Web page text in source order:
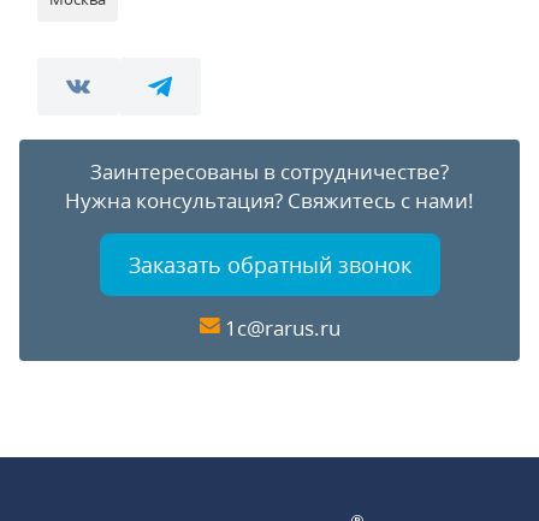
Заинтересованы в сотрудничестве?
Нужна консультация? Свяжитесь с нами!
Заказать обратный звонок
1c@rarus.ru